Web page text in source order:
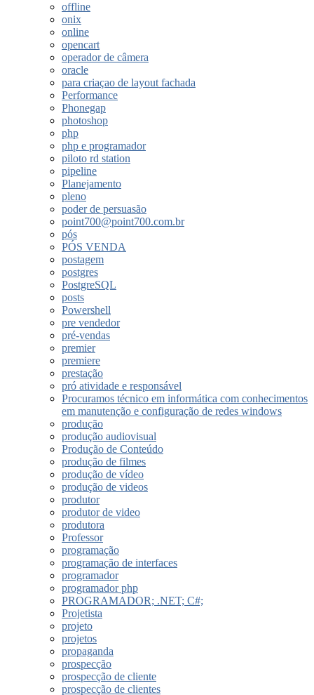
offline
onix
online
opencart
operador de câmera
oracle
para criaçao de layout fachada
Performance
Phonegap
photoshop
php
php e programador
piloto rd station
pipeline
Planejamento
pleno
poder de persuasão
point700@point700.com.br
pós
PÓS VENDA
postagem
postgres
PostgreSQL
posts
Powershell
pre vendedor
pré-vendas
premier
premiere
prestação
pró atividade e responsável
Procuramos técnico em informática com conhecimentos
em manutenção e configuração de redes windows
produção
produção audiovisual
Produção de Conteúdo
produção de filmes
produção de vídeo
produção de videos
produtor
produtor de video
produtora
Professor
programação
programação de interfaces
programador
programador php
PROGRAMADOR; .NET; C#;
Projetista
projeto
projetos
propaganda
prospecção
prospecção de cliente
prospecção de clientes